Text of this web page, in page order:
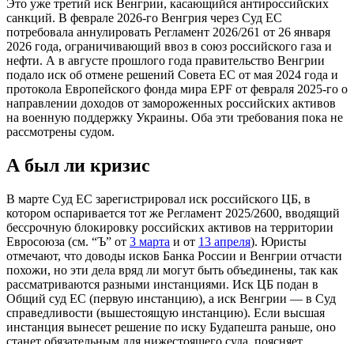
Это уже третий иск Венгрии, касающийся антироссийских
санкций. В феврале 2026-го Венгрия через Суд ЕС
потребовала аннулировать Регламент 2026/261 от 26 января
2026 года, ограничивающий ввоз в союз российского газа и
нефти. А в августе прошлого года правительство Венгрии
подало иск об отмене решений Совета ЕС от мая 2024 года и
протокола Европейского фонда мира EPF от февраля 2025-го о
направлении доходов от замороженных российских активов
на военную поддержку Украины. Оба эти требования пока не
рассмотрены судом.
А был ли кризис
В марте Суд ЕС зарегистрировал иск российского ЦБ, в
котором оспаривается тот же Регламент 2025/2600, вводящий
бессрочную блокировку российских активов на территории
Евросоюза (см. “Ъ” от 3 марта и от 13 апреля). Юристы
отмечают, что доводы исков Банка России и Венгрии отчасти
похожи, но эти дела вряд ли могут быть объединены, так как
рассматриваются разными инстанциями. Иск ЦБ подан в
Общий суд ЕС (первую инстанцию), а иск Венгрии — в Суд
справедливости (вышестоящую инстанцию). Если высшая
инстанция вынесет решение по иску Будапешта раньше, оно
станет обязательным для нижестоящего суда, поясняет